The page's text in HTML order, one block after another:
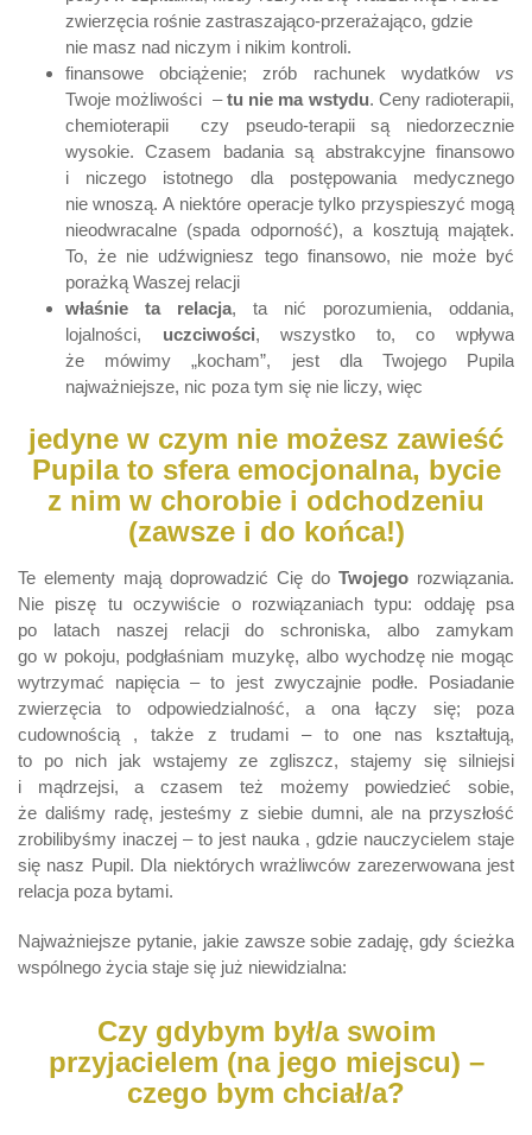
zwierzęcia rośnie zastraszająco-przerażająco, gdzie
nie masz nad niczym i nikim kontroli.
finansowe obciążenie; zrób rachunek wydatków vs
Twoje możliwości –tu nie ma wstydu. Ceny radioterapii,
chemioterapii czy pseudo-terapii są niedorzecznie
wysokie. Czasem badania są abstrakcyjne finansowo
i niczego istotnego dla postępowania medycznego
nie wnoszą. A niektóre operacje tylko przyspieszyć mogą
nieodwracalne (spada odporność), a kosztują majątek.
To, że nie udźwigniesz tego finansowo, nie może być
porażką Waszej relacji
właśnie ta relacja, ta nić porozumienia, oddania,
lojalności, uczciwości, wszystko to, co wpływa
że mówimy „kocham”, jest dla Twojego Pupila
najważniejsze, nic poza tym się nie liczy, więc
jedyne w czym nie możesz zawieść
Pupila to sfera emocjonalna, bycie
z nim w chorobie i odchodzeniu
(zawsze i do końca!)
Te elementy mają doprowadzić Cię do Twojego rozwiązania.
Nie piszę tu oczywiście o rozwiązaniach typu: oddaję psa
po latach naszej relacji do schroniska, albo zamykam
go w pokoju, podgłaśniam muzykę, albo wychodzę nie mogąc
wytrzymać napięcia – to jest zwyczajnie podłe. Posiadanie
zwierzęcia to odpowiedzialność, a ona łączy się; poza
cudownością , także z trudami – to one nas kształtują,
to po nich jak wstajemy ze zgliszcz, stajemy się silniejsi
i mądrzejsi, a czasem też możemy powiedzieć sobie,
że daliśmy radę, jesteśmy z siebie dumni, ale na przyszłość
zrobilibyśmy inaczej – to jest nauka , gdzie nauczycielem staje
się nasz Pupil. Dla niektórych wrażliwców zarezerwowana jest
relacja poza bytami.
Najważniejsze pytanie, jakie zawsze sobie zadaję, gdy ścieżka
wspólnego życia staje się już niewidzialna:
Czy gdybym był/a swoim
przyjacielem (na jego miejscu) –
czego bym chciał/a?